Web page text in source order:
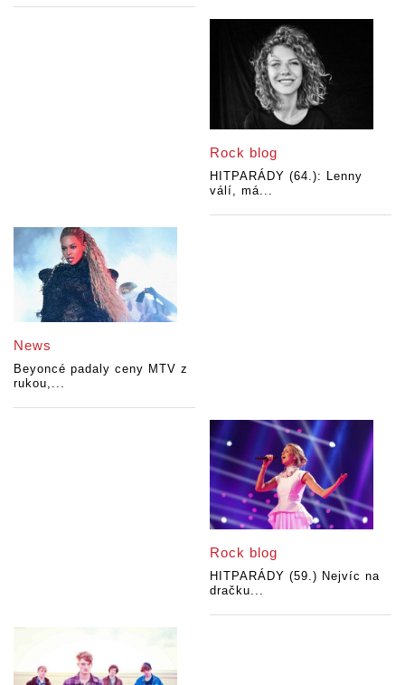
Rock blog
HITPARÁDY (64.): Lenny
válí, má...
News
Beyoncé padaly ceny MTV z
rukou,...
Rock blog
HITPARÁDY (59.) Nejvíc na
dračku...